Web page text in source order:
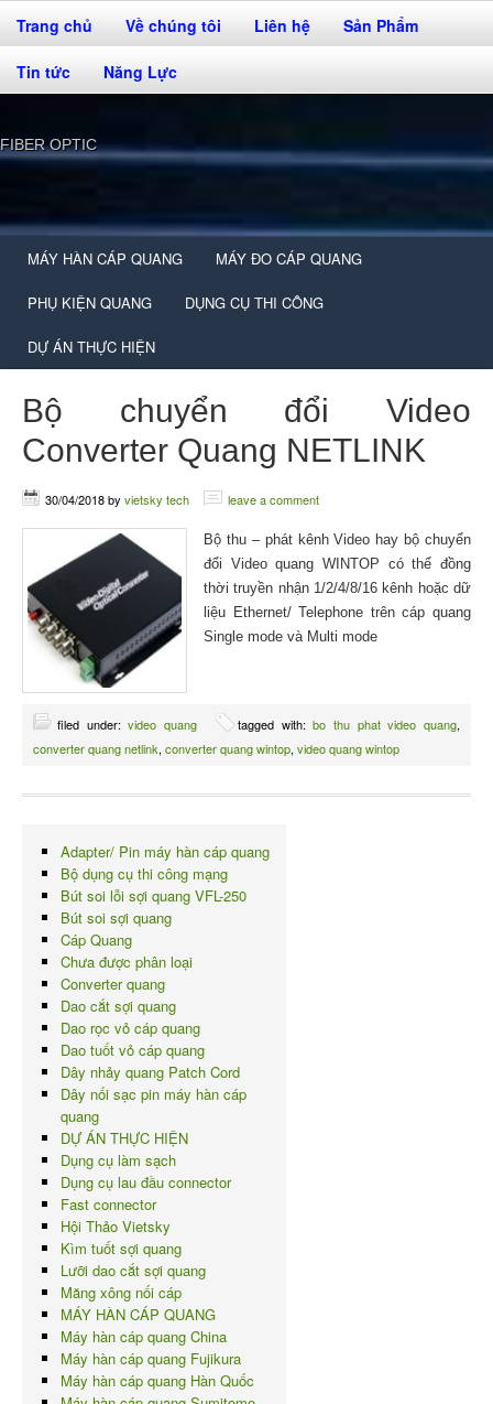
Trang chủ Về chúng tôi Liên hệ Sản Phẩm
Tin tức Năng Lực
FIBER OPTIC
MÁY HÀN CÁP QUANG MÁY ĐO CÁP QUANG
PHỤ KIỆN QUANG DỤNG CỤ THI CÔNG
DỰ ÁN THỰC HIỆN
Bộ chuyển đổi Video
Converter Quang NETLINK
30/04/2018by vietsky tech leave a comment
Bộ thu – phát kênh Video hay bộ chuyển
đổi Video quang WINTOP có thể đồng
thời truyền nhận 1/2/4/8/16 kênh hoặc dữ
liệu Ethernet/ Telephone trên cáp quang
Single mode và Multi mode
filed under:video quang tagged with:bo thu phat video quang,
converter quang netlink, converter quang wintop, video quang wintop
Adapter/ Pin máy hàn cáp quang
Bộ dụng cụ thi công mạng
Bút soi lỗi sợi quang VFL-250
Bút soi sợi quang
Cáp Quang
Chưa được phân loại
Converter quang
Dao cắt sợi quang
Dao rọc vỏ cáp quang
Dao tuốt vỏ cáp quang
Dây nhảy quang Patch Cord
Dây nối sạc pin máy hàn cáp
quang
DỰ ÁN THỰC HIỆN
Dụng cụ làm sạch
Dụng cụ lau đầu connector
Fast connector
Hội Thảo Vietsky
Kìm tuốt sợi quang
Lưỡi dao cắt sợi quang
Măng xông nối cáp
MÁY HÀN CÁP QUANG
Máy hàn cáp quang China
Máy hàn cáp quang Fujikura
Máy hàn cáp quang Hàn Quốc